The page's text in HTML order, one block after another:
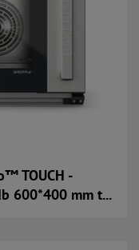
TOUCH -
600*400 mm t...